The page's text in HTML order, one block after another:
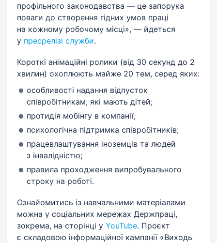
профільного законодавства — це запорука
поваги до створення гідних умов праці
на кожному робочому місці», — йдеться
у пресрелізі служби.
Короткі анімаційні ролики (від 30 секунд до 2
хвилин) охоплюють майже 20 тем, серед яких:
особливості надання відпусток
співробітникам, які мають дітей;
протидія мобінгу в компанії;
психологічна підтримка співробітників;
працевлаштування іноземців та людей
з інвалідністю;
правила проходження випробувального
строку на роботі.
Ознайомитись із навчальними матеріалами
можна у соціальних мережах Держпраці,
зокрема, на сторінці у YouTube. Проєкт
є складовою інформаційної кампанії «Виходь